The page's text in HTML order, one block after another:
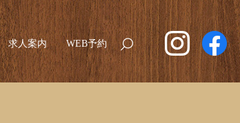
求人案内 WEB予約 search